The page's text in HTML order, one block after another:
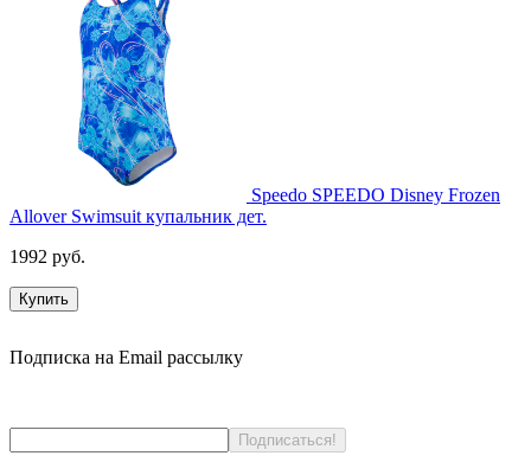
Speedo SPEEDO Disney Frozen
Allover Swimsuit купальник дет.
1992 руб.
Купить
Подписка на Email рассылку